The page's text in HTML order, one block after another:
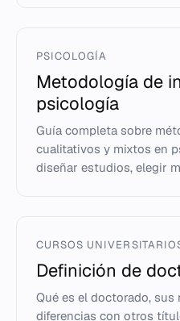
PSICOLOGÍA
Metodología de
psicología
Guía completa sobre
cualitativos y mixtos en
diseñar estudios, elegir
CURSOS
Definición de
Qué es el doctorado,
diferencias con otros